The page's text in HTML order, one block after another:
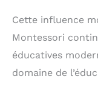
Cette influence
Montessori
éducatives
domaine de